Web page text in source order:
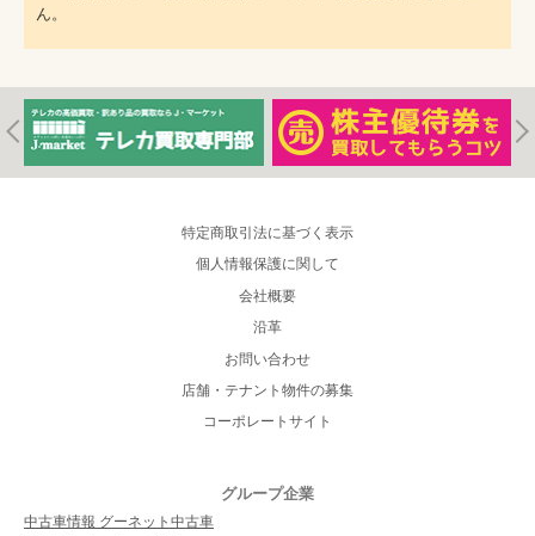
ん。
特定商取引法に基づく表示
個人情報保護に関して
会社概要
沿革
お問い合わせ
店舗・テナント物件の募集
コーポレートサイト
グループ企業
中古車情報 グーネット中古車